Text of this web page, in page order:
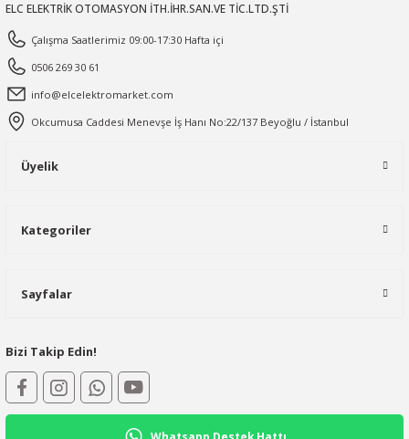
ELC ELEKTRİK OTOMASYON İTH.İHR.SAN.VE TİC.LTD.ŞTİ
Çalışma Saatlerimiz 09:00-17:30 Hafta içi
0506 269 30 61
info@elcelektromarket.com
Okcumusa Caddesi Menevşe İş Hanı No:22/137 Beyoğlu / İstanbul
Üyelik
Kategoriler
Sayfalar
Bizi Takip Edin!
Whatsapp Destek Hattı